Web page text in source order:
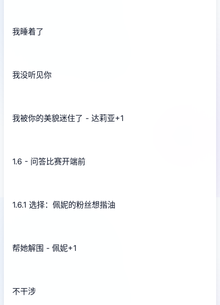
我睡着了
我没听见你
我被你的美貌迷住了 - 达莉亚+1
1.6 - 问答比赛开端前
1.6.1 选择：佩妮的粉丝想揩油
帮她解围 - 佩妮+1
不干涉